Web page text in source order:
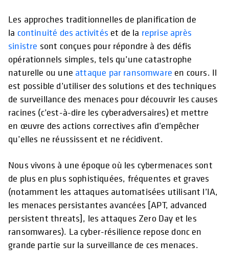
Les approches traditionnelles de planification de
la continuité des activités et de la reprise après
sinistre sont conçues pour répondre à des défis
opérationnels simples, tels qu’une catastrophe
naturelle ou une attaque par ransomware en cours. Il
est possible d’utiliser des solutions et des techniques
de surveillance des menaces pour découvrir les causes
racines (c’est-à-dire les cyberadversaires) et mettre
en œuvre des actions correctives afin d’empêcher
qu’elles ne réussissent et ne récidivent.
Nous vivons à une époque où les cybermenaces sont
de plus en plus sophistiquées, fréquentes et graves
(notamment les attaques automatisées utilisant l’IA,
les menaces persistantes avancées [APT, advanced
persistent threats], les attaques Zero Day et les
ransomwares). La cyber-résilience repose donc en
grande partie sur la surveillance de ces menaces.